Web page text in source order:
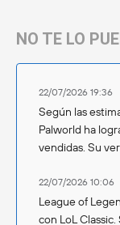
NO TE LO
22/07/2026 19:36
Según las
Palworld ha
vendidas. Su
22/07/2026 10:06
League of
con LoL